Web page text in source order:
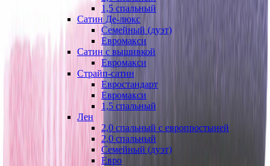
1,5 спальный
Сатин Де-люкс
Семейный (дуэт)
Евромакси
Сатин с вышивкой
Евромакси
Страйп-сатин
Евростандарт
Евромакси
1,5 спальный
Лен
2,0 спальный с европростыней
2,0 спальный
Семейный (дуэт)
Евро